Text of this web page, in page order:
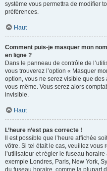
système vous permettra de modifier
préférences.
Haut
Comment puis-je masquer mon
en ligne ?
Dans le panneau de contrôle de
vous trouverez l’option « Masquer
option, vous ne serez visible que
vous-même. Vous serez alors
invisible.
Haut
L’heure n’est pas correcte !
Il est possible que l’heure affichée
vôtre. Si tel était le cas, veuillez vous
l’utilisateur et régler le fuseau
exemple Londres, Paris, New York,
du fuseau horaire, comme la plupart